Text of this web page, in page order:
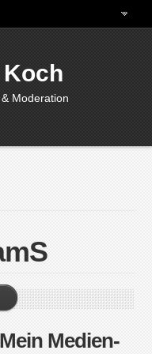
Moderation
Medien-